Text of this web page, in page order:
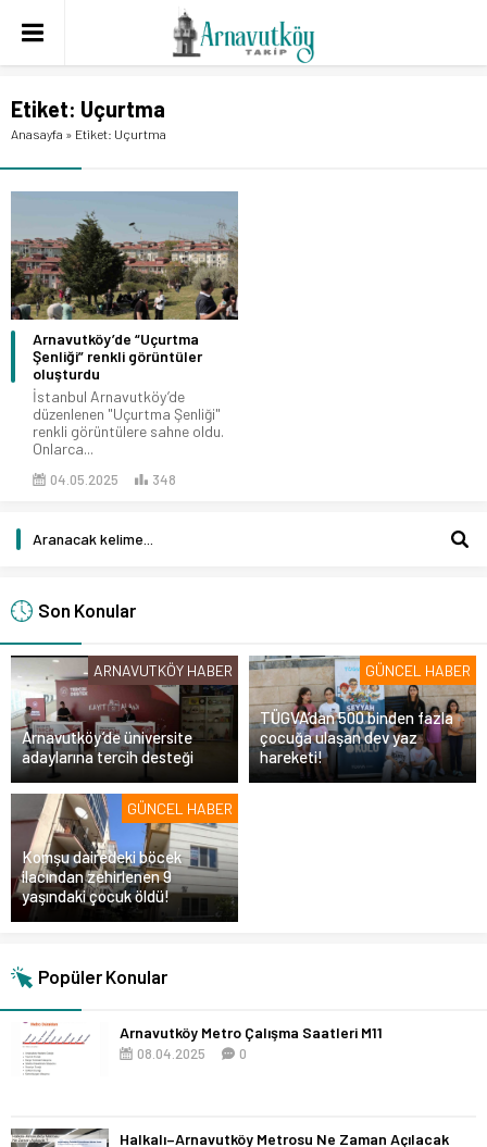
Etiket: Uçurtma
Anasayfa » Etiket: Uçurtma
Arnavutköy’de “Uçurtma
Şenliği” renkli görüntüler
oluşturdu
İstanbul Arnavutköy’de
düzenlenen "Uçurtma Şenliği"
renkli görüntülere sahne oldu.
Onlarca...
04.05.2025 348
Son Konular
ARNAVUTKÖY HABER
Arnavutköy’de üniversite
adaylarına tercih desteği
GÜNCEL HABER
TÜGVA’dan 500 binden fazla
çocuğa ulaşan dev yaz
hareketi!
GÜNCEL HABER
Komşu dairedeki böcek
ilacından zehirlenen 9
yaşındaki çocuk öldü!
Popüler Konular
Arnavutköy Metro Çalışma Saatleri M11
08.04.2025 0
Halkalı–Arnavutköy Metrosu Ne Zaman Açılacak